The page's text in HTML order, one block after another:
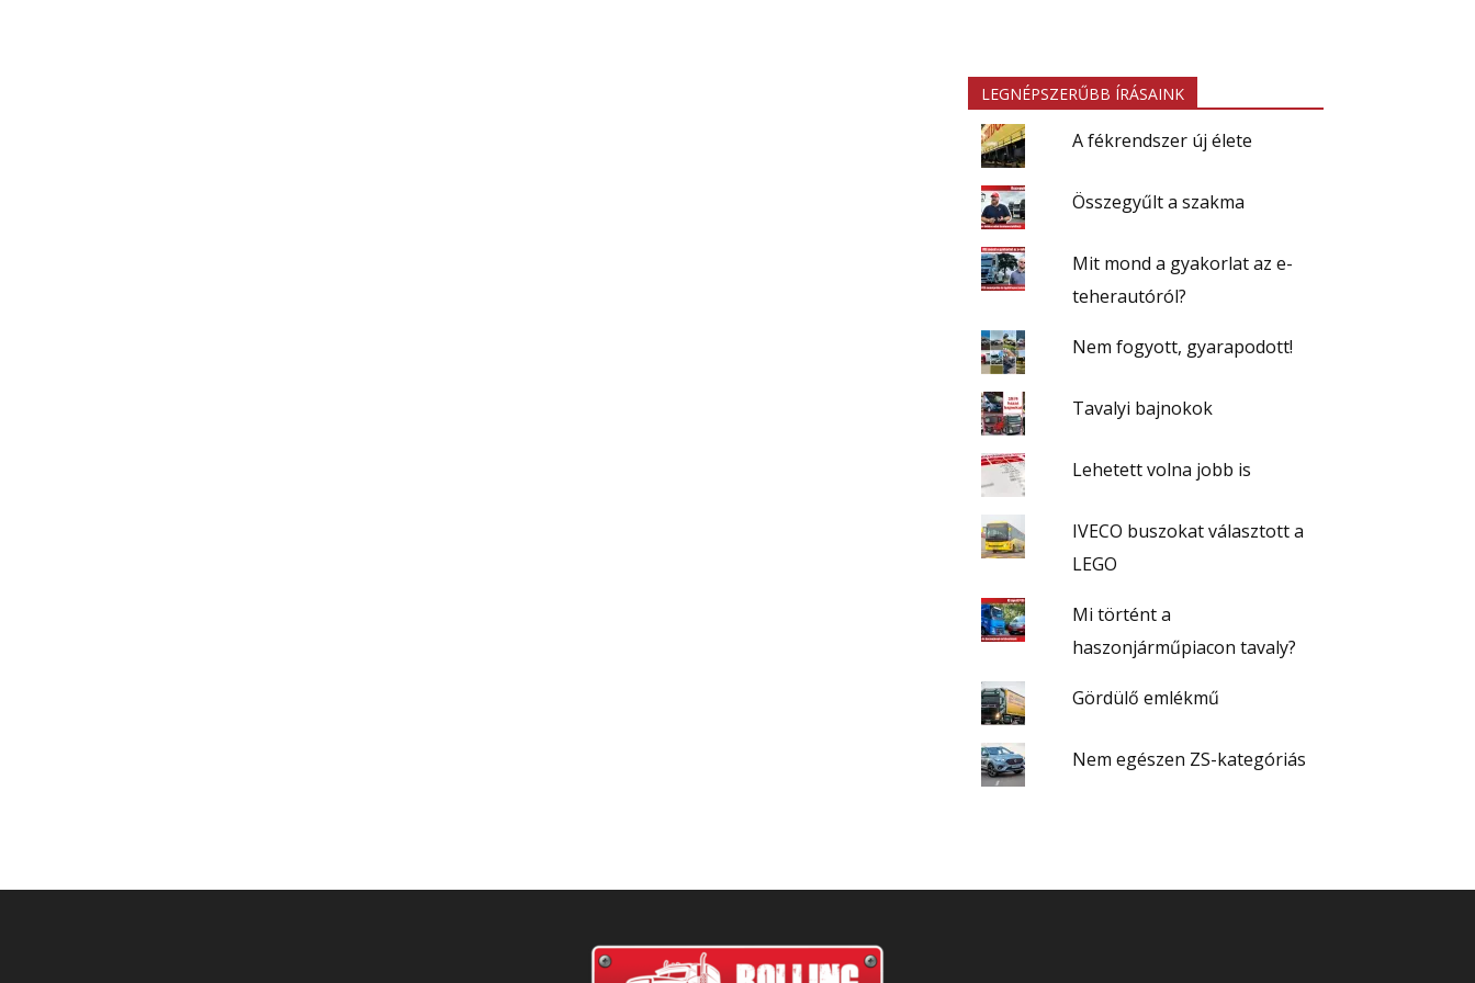
LEGNÉPSZERŰBB ÍRÁSAINK
A fékrendszer új élete
Összegyűlt a szakma
Mit mond a gyakorlat az e-
teherautóról?
Nem fogyott, gyarapodott!
Tavalyi bajnokok
Lehetett volna jobb is
IVECO buszokat választott a
LEGO
Mi történt a
haszonjárműpiacon tavaly?
Gördülő emlékmű
Nem egészen ZS-kategóriás